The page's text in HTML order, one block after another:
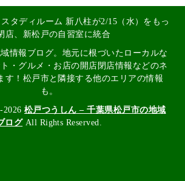
タディルーム 新八柱が2/15（水）をもっ
店、新松戸の自習室に統合
情報ブログ。地元に根づいたローカルな
・グルメ・お店の開店閉店情報などのネ
す！松戸市と隣接する他のエリアの情報
も。
2026 松戸つうしん – 千葉県松戸市の地域
ログAll Rights Reserved.